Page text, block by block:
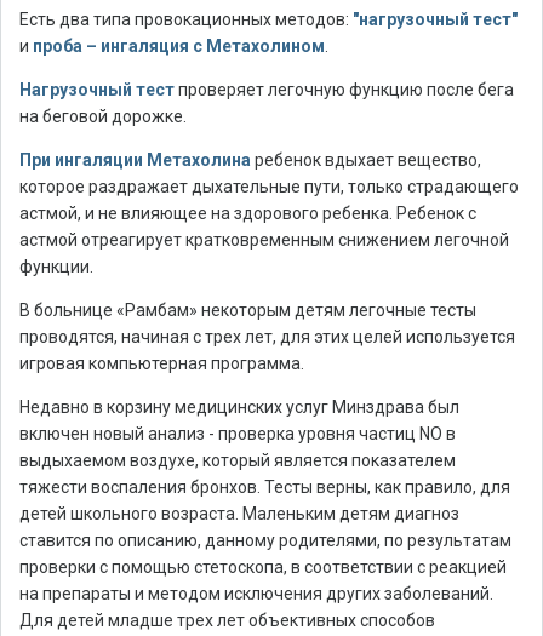
Есть два типа провокационных методов: "нагрузочный тест"
и проба – ингаляция с Метахолином
Нагрузочный тестпроверяет легочную функцию после бега
на беговой дорожке.
При ингаляции Метахолина ребенок вдыхает вещество,
которое раздражает дыхательные пути, только страдающего
астмой, и не влияющее на здорового ребенка. Ребенок с
астмой отреагирует кратковременным снижением легочной
функции.
В больнице «Рамбам» некоторым детям легочные тесты
проводятся, начиная с трех лет, для этих целей используется
игровая компьютерная программа.
Недавно в корзину медицинских услуг Минздрава был
включен новый анализ - проверка уровня частиц NO в
выдыхаемом воздухе, который является показателем
тяжести воспаления бронхов. Тесты верны, как правило, для
детей школьного возраста. Маленьким детям диагноз
ставится по описанию, данному родителями, по результатам
проверки с помощью стетоскопа, в соответствии с реакцией
на препараты и методом исключения других заболеваний.
Для детей младше трех лет объективных способов